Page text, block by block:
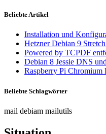
Beliebte Artikel
Installation und
Hetzner Debian 9
Powered by TCPDF
Debian 8 Jessie DNS
Raspberry Pi Chromium
Beliebte Schlagwörter
mail debiam mailutils